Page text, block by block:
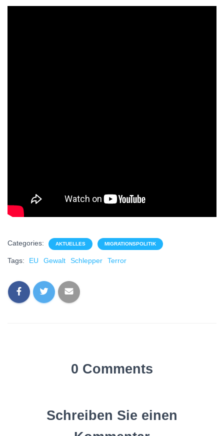
Categories: AKTUELLES MIGRATIONSPOLITIK
Tags: EU Gewalt Schlepper Terror
0 Comments
Schreiben Sie einen